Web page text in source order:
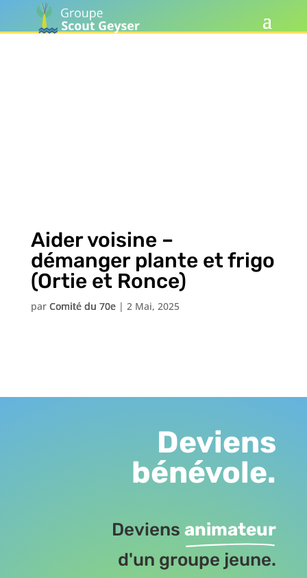
Aider voisine –
démanger plante et frigo
(Ortie et Ronce)
par Comité du 70e| 2 Mai, 2025
Deviens
bénévole.
Deviensanimateur
d'un groupe jeune.